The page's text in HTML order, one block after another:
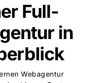
Full-
in
Webagentur